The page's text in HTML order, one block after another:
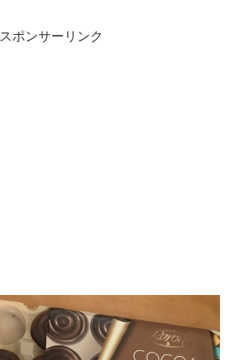
スポンサーリンク